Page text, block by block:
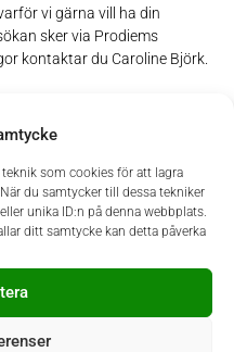
som cookies för att lagra
du samtycker till dessa tekniker
unika ID:n på denna webbplats.
ditt samtycke kan detta påverka
vi gärna vill ha din
sker via Prodiems
kontaktar du Caroline Björk.
tillsatt
Prodiem var